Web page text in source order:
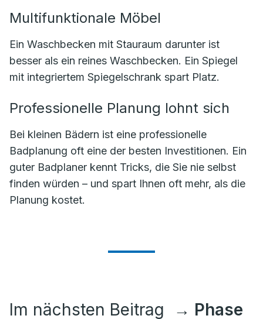
Multifunktionale Möbel
Ein Waschbecken mit Stauraum darunter ist
besser als ein reines Waschbecken. Ein Spiegel
mit integriertem Spiegelschrank spart Platz.
Professionelle Planung lohnt sich
Bei kleinen Bädern ist eine professionelle
Badplanung oft eine der besten Investitionen. Ein
guter Badplaner kennt Tricks, die Sie nie selbst
finden würden – und spart Ihnen oft mehr, als die
Planung kostet.
Im nächsten Beitrag → Phase